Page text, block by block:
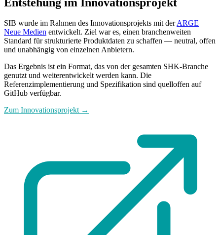
SIB wurde im Rahmen des Innovationsprojekts mit derARGE
Neue Medien entwickelt. Ziel war es, einen branchenweiten
Standard für strukturierte Produktdaten zu schaffen — neutral, offen
und unabhängig von einzelnen Anbietern.
Das Ergebnis ist ein Format, das von der gesamten SHK-Branche
genutzt und weiterentwickelt werden kann. Die
Referenzimplementierung und Spezifikation sind quelloffen auf
GitHub verfügbar.
Zum Innovationsprojekt →